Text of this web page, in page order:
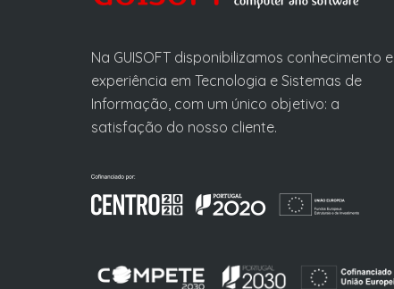
Na GUISOFT disponibilizamos conhecimento e
experiência em Tecnologia e Sistemas de
Informação, com um único objetivo: a
satisfação do nosso cliente.